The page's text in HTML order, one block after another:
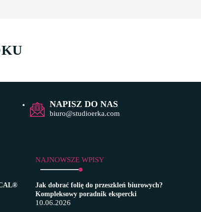
NAPISZ DO NAS
biuro@studioerka.com
NAJNOWSZE WPISY
Jak dobrać folię do przeszkleń biurowych?
Kompleksowy poradnik ekspercki
10.06.2026